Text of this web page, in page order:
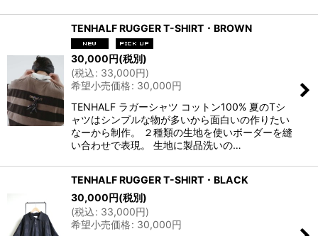
TENHALF RUGGER T-SHIRT・BROWN
30,000円(税別)
(税込: 33,000円)
希望小売価格: 30,000円
TENHALF ラガーシャツ コットン100% 夏のTシ
ャツはシンプルな物が多いから面白いの作りたい
なーから制作。 ２種類の生地を使いボーダーを縫
い合わせで表現。 生地に製品洗いの…
TENHALF RUGGER T-SHIRT・BLACK
30,000円(税別)
(税込: 33,000円)
希望小売価格: 30,000円